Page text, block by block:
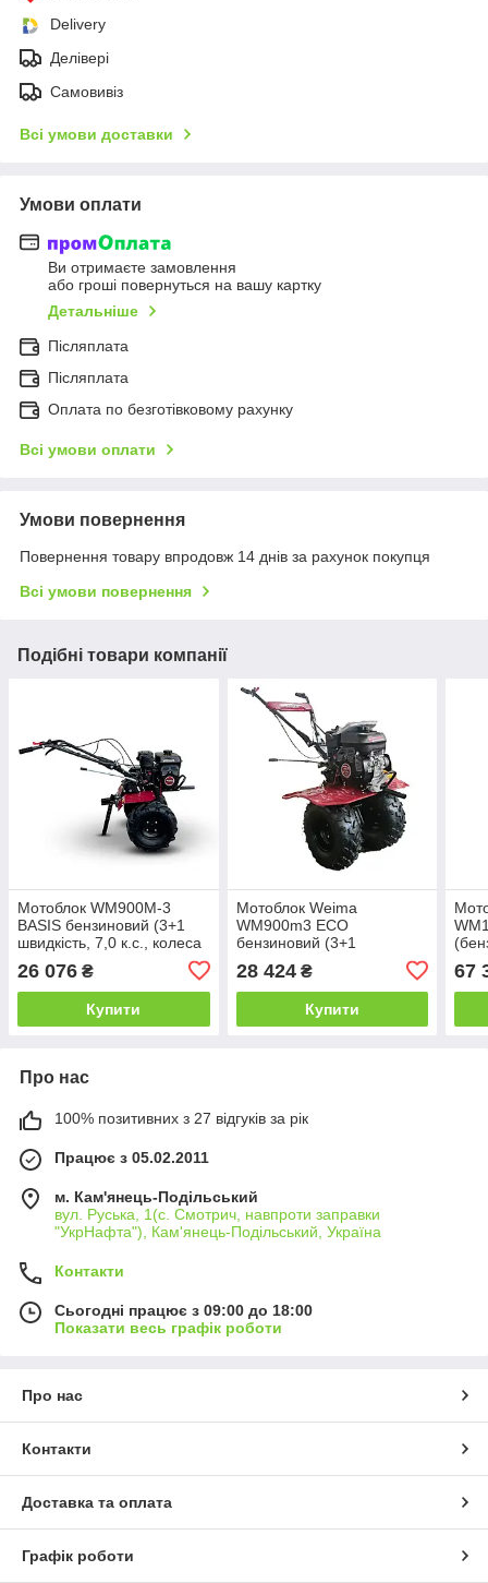
Delivery
Делівері
Самовивіз
Всі умови доставки
Умови оплати
Ви отримаєте замовлення
або гроші повернуться на вашу картку
Детальніше
Післяплата
Післяплата
Оплата по безготівковому рахунку
Всі умови оплати
Умови повернення
Повернення товару впродовж 14 днів за рахунок покупця
Всі умови повернення
Подібні товари компанії
Мотоблок WM900M-3
BASIS бензиновий (3+1
швидкість, 7,0 к.с., колеса
26 076 ₴
Купити
Мотоблок Weima
WM900m3 ECO
бензиновий (3+1
швидкість, 7,0 к.с., колеса
19х7.00-8)
28 424₴
Купити
67
Про нас
100% позитивних з 27 відгуків за рік
Працює з 05.02.2011
м. Кам'янець-Подільський
вул. Руська, 1(с. Смотрич, навпроти заправки
"УкрНафта"), Кам'янець-Подільський, Україна
Контакти
Сьогодні працює з 09:00 до 18:00
Показати весь графік роботи
Про нас
Контакти
Доставка та оплата
Графік роботи